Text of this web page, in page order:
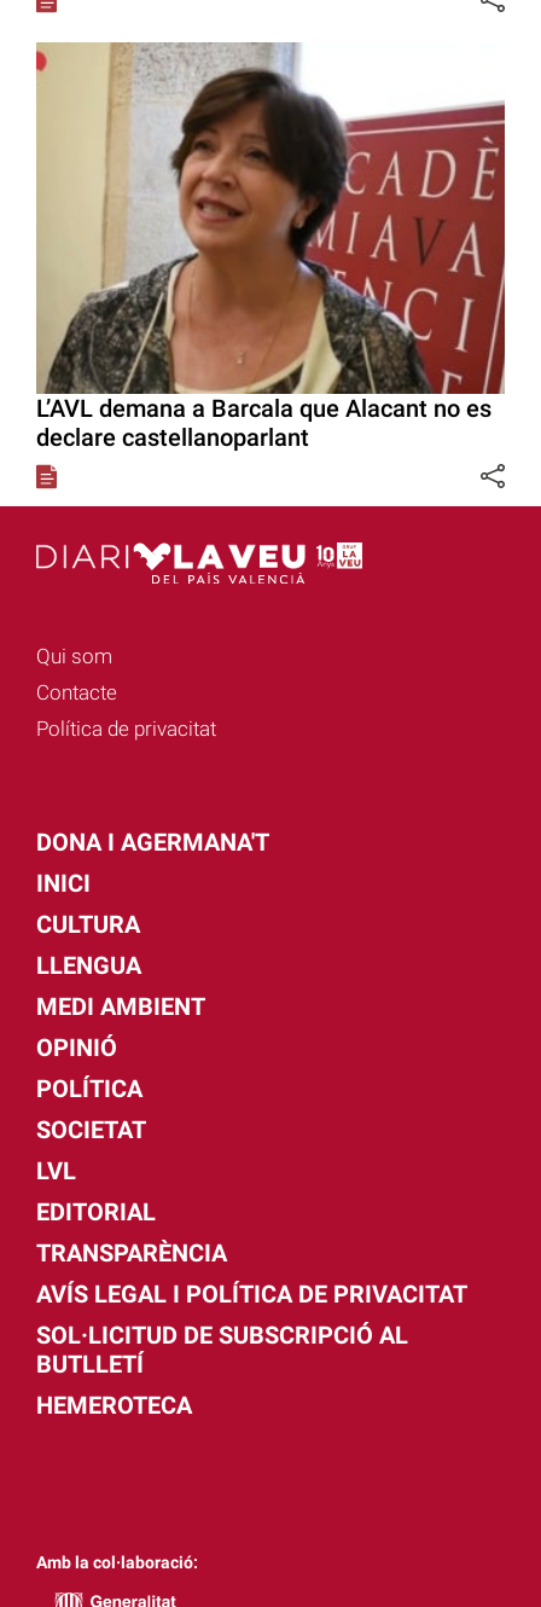
L’AVL demana a Barcala que Alacant no es
declare castellanoparlant
Qui som
Contacte
Política de privacitat
DONA I AGERMANA'T
INICI
CULTURA
LLENGUA
MEDI AMBIENT
OPINIÓ
POLÍTICA
SOCIETAT
LVL
EDITORIAL
TRANSPARÈNCIA
AVÍS LEGAL I POLÍTICA DE PRIVACITAT
SOL·LICITUD DE SUBSCRIPCIÓ AL
BUTLLETÍ
HEMEROTECA
Amb la col·laboració: